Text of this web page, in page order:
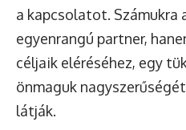
a kapcsolatot. Számukra
egyenrangú partner,
céljaik eléréséhez, egy
önmaguk
látják.